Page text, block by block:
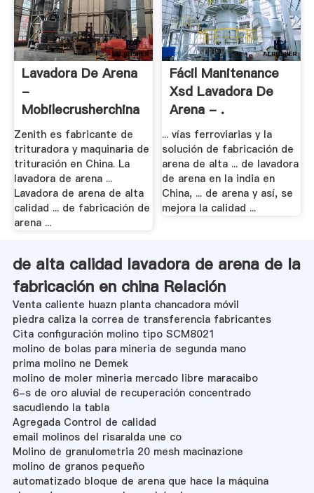
Lavadora De Arena
-
Mobilecrusherchina
Zenith es fabricante de
trituradora y maquinaria de
trituración en China. La
lavadora de arena ...
Lavadora de arena de alta
calidad ... de fabricación de
arena ...
Fácil Manitenance
Xsd Lavadora De
Arena - .
... vías ferroviarias y la
solución de fabricación de
arena de alta ... de lavadora
de arena en la india en
China, ... de arena y así, se
mejora la calidad ...
de alta calidad lavadora de arena de la
fabricación en china Relación
Venta caliente huazn planta chancadora móvil
piedra caliza la correa de transferencia fabricantes
Cita configuración molino tipo SCM8021
molino de bolas para mineria de segunda mano
prima molino ne Demek
molino de moler mineria mercado libre maracaibo
6-s de oro aluvial de recuperación concentrado
sacudiendo la tabla
Agregada Control de calidad
email molinos del risaralda une co
Molino de granulometria 20 mesh macinazione
molino de granos pequeño
automatizado bloque de arena que hace la máquina